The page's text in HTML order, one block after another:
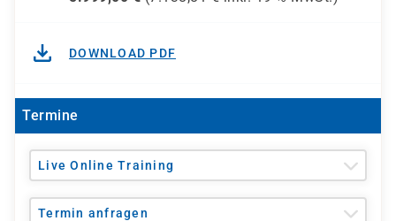
DOWNLOAD PDF
Termine
Live Online Training
Termin anfragen